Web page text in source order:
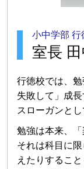
小中学部 行
室長 田
行徳校では、
失敗して」成
スローガンとし
勉強は本来、「
それは科目に
えたりすること